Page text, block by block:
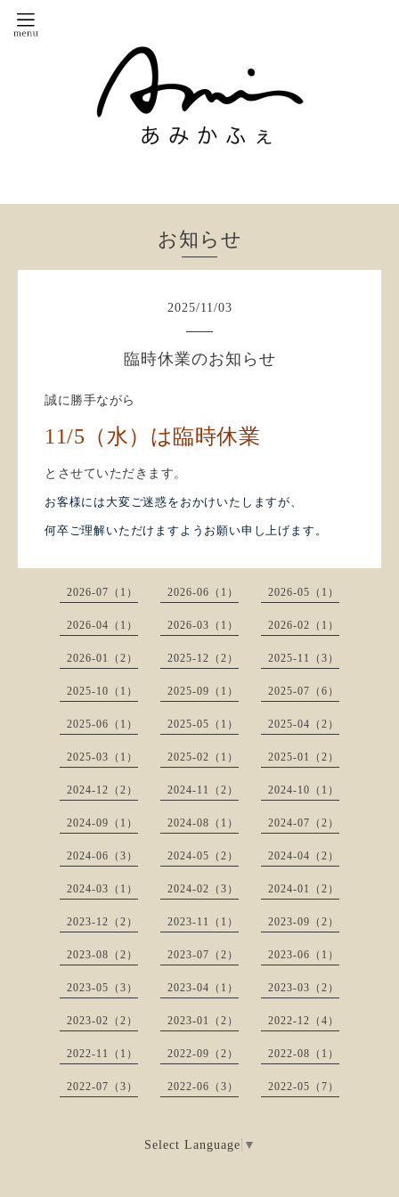
お知らせ
2025/11/03
臨時休業のお知らせ
誠に勝手ながら
11/5（水）は臨時休業
とさせていただきます。
お客様には大変ご迷惑をおかけいたしますが、
何卒ご理解いただけますようお願い申し上げます。
2026-07（1） 2026-06（1） 2026-05（1）
2026-04（1） 2026-03（1） 2026-02（1）
2026-01（2） 2025-12（2） 2025-11（3）
2025-10（1） 2025-09（1） 2025-07（6）
2025-06（1） 2025-05（1） 2025-04（2）
2025-03（1） 2025-02（1） 2025-01（2）
2024-12（2） 2024-11（2） 2024-10（1）
2024-09（1） 2024-08（1） 2024-07（2）
2024-06（3） 2024-05（2） 2024-04（2）
2024-03（1） 2024-02（3） 2024-01（2）
2023-12（2） 2023-11（1） 2023-09（2）
2023-08（2） 2023-07（2） 2023-06（1）
2023-05（3） 2023-04（1） 2023-03（2）
2023-02（2） 2023-01（2） 2022-12（4）
2022-11（1） 2022-09（2） 2022-08（1）
2022-07（3） 2022-06（3） 2022-05（7）
Select Language ▼